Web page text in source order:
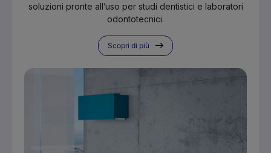
soluzioni pronte all’uso per studi dentistici e laboratori
odontotecnici.
Scopri di più